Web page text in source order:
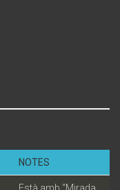
NOTES
Està amb “Mirada